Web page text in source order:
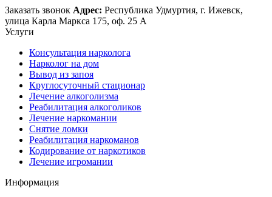
Заказать звонок Адрес: Республика Удмуртия, г. Ижевск,
улица Карла Маркса 175, оф. 25 А
Услуги
Консультация нарколога
Нарколог на дом
Вывод из запоя
Круглосуточный стационар
Лечение алкоголизма
Реабилитация алкоголиков
Лечение наркомании
Снятие ломки
Реабилитация наркоманов
Кодирование от наркотиков
Лечение игромании
Информация